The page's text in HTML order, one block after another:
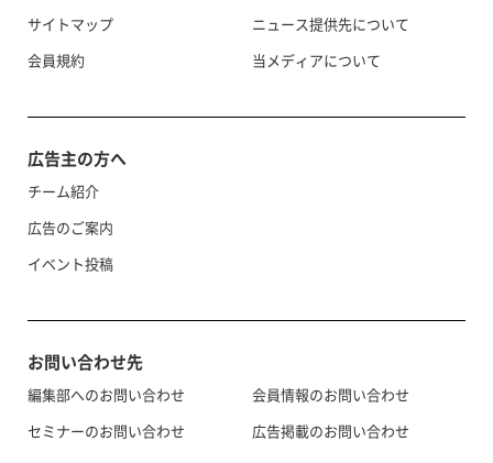
サイトマップ
会員規約
ニュース提供先について
当メディアについて
広告主の方へ
チーム紹介
広告のご案内
イベント投稿
お問い合わせ先
編集部へのお問い合わせ
セミナーのお問い合わせ
会員情報のお問い合わせ
広告掲載のお問い合わせ